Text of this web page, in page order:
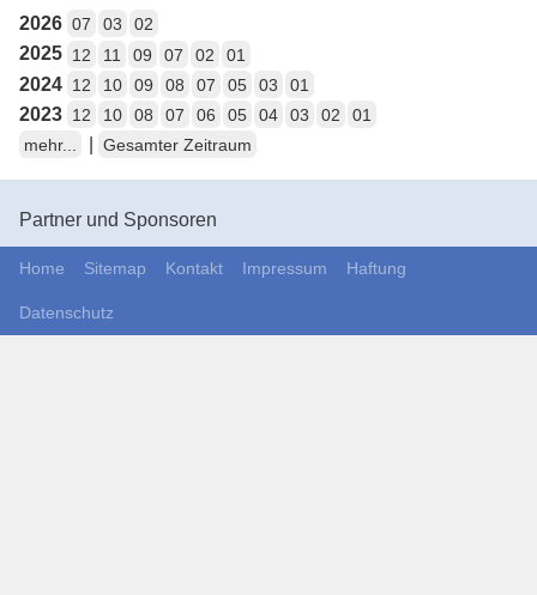
2026 07 03 02
2025 12 11 09 07 02 01
2024 12 10 09 08 07 05 03 01
2023 12 10 08 07 06 05 04 03 02
01
mehr...
Gesamter Zeitraum
Partner und Sponsoren
Home Sitemap Kontakt Impressum Haftung
Datenschutz